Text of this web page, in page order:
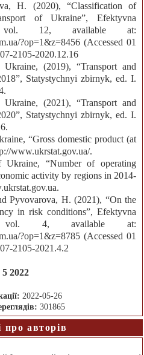
H. (2020), “Classification of
of Ukraine”, Efektyvna
vol. 12, available at:
?op=1&z=8456 (Accessed 01
2105-2020.12.16
(2019), “Transport and
Statystychnyi zbirnyk, ed. I.
(2021), “Transport and
Statystychnyi zbirnyk, ed. I.
“Gross domestic product (at
www.ukrstat.gov.ua/.
Ukraine, “Number of operating
activity by regions in 2014-
Pyvovarova, H. (2021), “On the
in risk conditions”, Efektyvna
vol. 4, available at:
?op=1&z=8785 (Accessed 01
2105-2021.4.2
2022
2022-05-26
301865
про авторів